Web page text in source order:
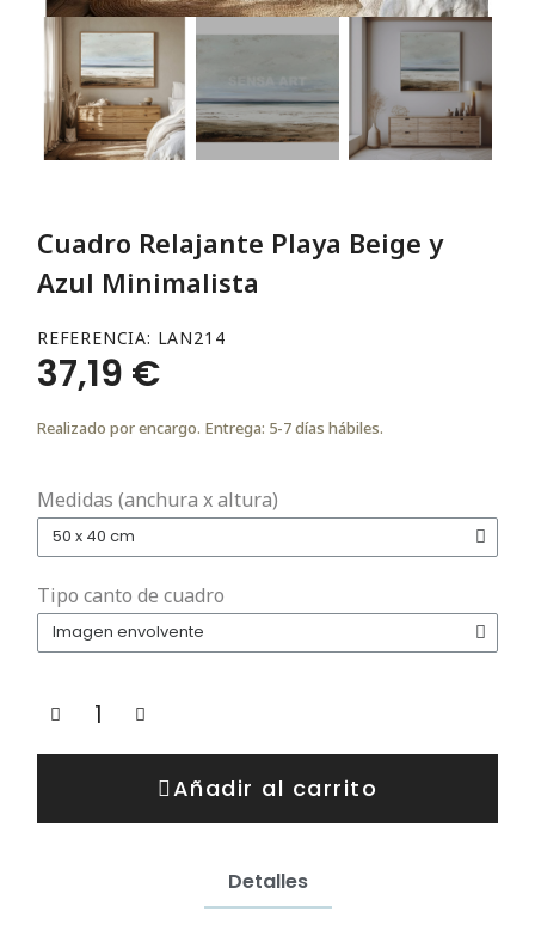
Cuadro Relajante Playa Beige y
Azul Minimalista
REFERENCIA LAN214
37,19 €
Realizado por encargo. Entrega: 5-7 días hábiles.
Medidas (anchura x altura)
Tipo canto de cuadro
Añadir al carrito
Detalles